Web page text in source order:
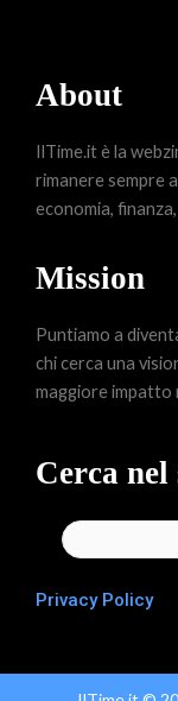
About
IlTime.it è la
rimanere sempre
economia,
Mission
Puntiamo a
chi cerca una
maggiore impatto
Cerca nel
Privacy Policy